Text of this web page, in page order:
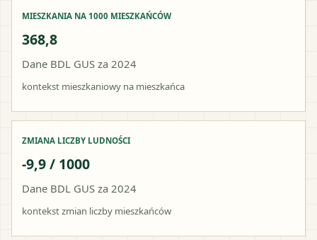
MIESZKANIA NA 1000 MIESZKAŃCÓW
368,8
Dane BDL GUS za 2024
kontekst mieszkaniowy na mieszkańca
ZMIANA LICZBY LUDNOŚCI
-9,9 / 1000
Dane BDL GUS za 2024
kontekst zmian liczby mieszkańców